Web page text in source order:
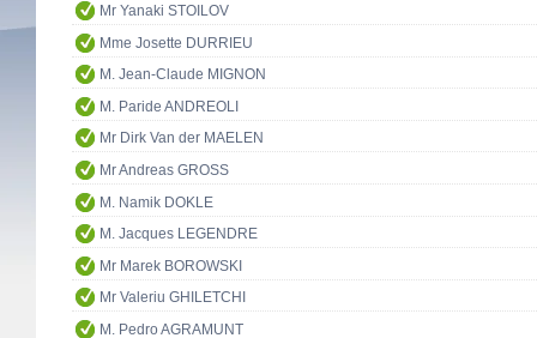
Mr Yanaki STOILOV
Mme Josette DURRIEU
M. Jean-Claude MIGNON
M. Paride ANDREOLI
Mr Dirk Van der MAELEN
Mr Andreas GROSS
M. Namik DOKLE
M. Jacques LEGENDRE
Mr Marek BOROWSKI
Mr Valeriu GHILETCHI
M. Pedro AGRAMUNT